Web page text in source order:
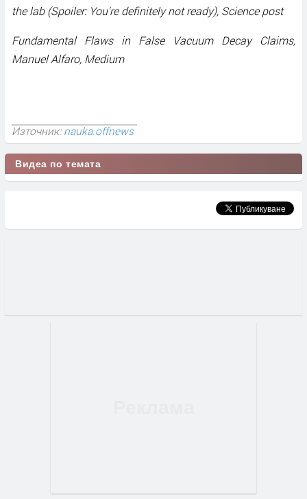
the lab (Spoiler: You're definitely not ready), Science post
Fundamental Flaws in False Vacuum Decay Claims,
Manuel Alfaro, Мedium
Източник:nauka.offnews
Видеа по темата